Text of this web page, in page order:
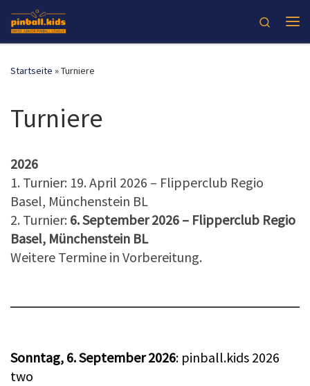
Zum Inhalt springen
Search
Startseite »Turniere
Turniere
2026
1. Turnier: 19. April 2026 – Flipperclub Regio
Basel, Münchenstein BL
2. Turnier: 6. September 2026 – Flipperclub Regio
Basel, Münchenstein BL
Weitere Termine in Vorbereitung.
Sonntag, 6. September 2026: pinball.kids 2026
two